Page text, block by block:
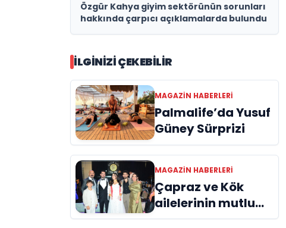
Özgür Kahya giyim sektörünün sorunları
hakkında çarpıcı açıklamalarda bulundu
İLGINIZI ÇEKEBILIR
MAGAZIN HABERLERI
Palmalife’da Yusuf
Güney Sürprizi
MAGAZIN HABERLERI
Çapraz ve Kök
ailelerinin mutlu
günü